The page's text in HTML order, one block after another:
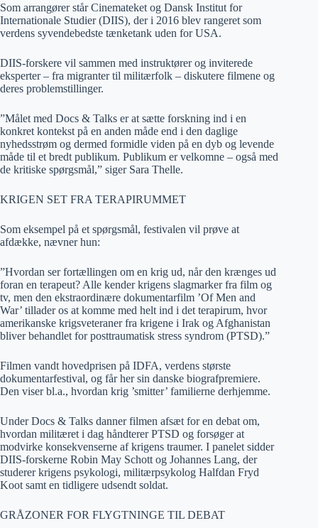
Som arrangører står Cinemateket og Dansk Institut for
Internationale Studier (DIIS), der i 2016 blev rangeret som
verdens syvendebedste tænketank uden for USA.
DIIS-forskere vil sammen med instruktører og inviterede
eksperter – fra migranter til militærfolk – diskutere filmene og
deres problemstillinger.
”Målet med Docs & Talks er at sætte forskning ind i en
konkret kontekst på en anden måde end i den daglige
nyhedsstrøm og dermed formidle viden på en dyb og levende
måde til et bredt publikum. Publikum er velkomne – også med
de kritiske spørgsmål,” siger Sara Thelle.
KRIGEN SET FRA TERAPIRUMMET
Som eksempel på et spørgsmål, festivalen vil prøve at
afdække, nævner hun:
”Hvordan ser fortællingen om en krig ud, når den krænges ud
foran en terapeut? Alle kender krigens slagmarker fra film og
tv, men den ekstraordinære dokumentarfilm ’Of Men and
War’ tillader os at komme med helt ind i det terapirum, hvor
amerikanske krigsveteraner fra krigene i Irak og Afghanistan
bliver behandlet for posttraumatisk stress syndrom (PTSD).”
Filmen vandt hovedprisen på IDFA, verdens største
dokumentarfestival, og får her sin danske biografpremiere.
Den viser bl.a., hvordan krig ’smitter’ familierne derhjemme.
Under Docs & Talks danner filmen afsæt for en debat om,
hvordan militæret i dag håndterer PTSD og forsøger at
modvirke konsekvenserne af krigens traumer. I panelet sidder
DIIS-forskerne Robin May Schott og Johannes Lang, der
studerer krigens psykologi, militærpsykolog Halfdan Fryd
Koot samt en tidligere udsendt soldat.
GRÅZONER FOR FLYGTNINGE TIL DEBAT